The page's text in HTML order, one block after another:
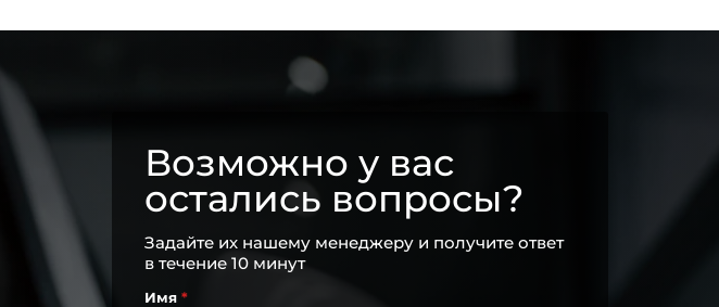
Возможно у вас
остались вопросы?
Задайте их нашему менеджеру и получите ответ
в течение 10 минут
Имя